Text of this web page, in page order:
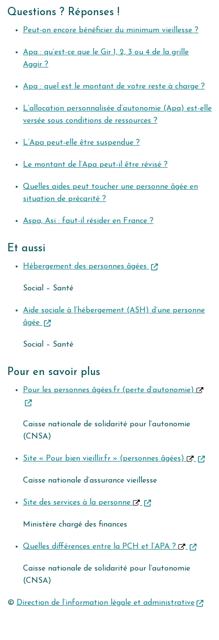
Questions ? Réponses !
Peut-on encore bénéficier du minimum vieillesse ?
Apa : qu’est-ce que le Gir 1, 2, 3 ou 4 de la grille
Aggir ?
Apa : quel est le montant de votre reste à charge ?
L’allocation personnalisée d’autonomie (Apa) est-elle
versée sous conditions de ressources ?
L’Apa peut-elle être suspendue ?
Le montant de l’Apa peut-il être révisé ?
Quelles aides peut toucher une personne âgée en
situation de précarité ?
Aspa, Asi : faut-il résider en France ?
Et aussi
Hébergement des personnes âgées
Social – Santé
Aide sociale à l’hébergement (ASH) d’une personne
âgée
Social – Santé
Pour en savoir plus
Pour les personnes âgées.fr (perte d’autonomie)
Caisse nationale de solidarité pour l’autonomie
(CNSA)
Site « Pour bien vieillir.fr » (personnes âgées)
Caisse nationale d’assurance vieillesse
Site des services à la personne
Ministère chargé des finances
Quelles différences entre la PCH et l’APA ?
Caisse nationale de solidarité pour l’autonomie
(CNSA)
© Direction de l’information légale et administrative